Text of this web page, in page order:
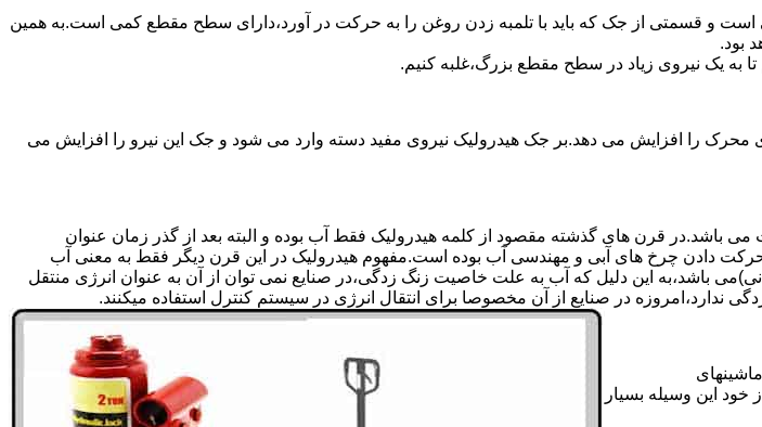
و قسمتی از جک که باید با تلمبه زدن روغن را به حرکت در آورد،دارای سطح مقطع کمی است.به همین
بود.
به یک نیروی زیاد در سطح مقطع بزرگ،غلبه کنیم.
را افزایش می دهد.بر جک هیدرولیک نیروی مفید دسته وارد می شود و جک این نیرو را افزایش می
باشد.در قرن های گذشته مقصود از کلمه هیدرولیک فقط آب بوده و البته بعد از گذر زمان عنوان
دادن چرخ های آبی و مهندسی آب بوده است.مفهوم هیدرولیک در این قرن دیگر فقط به معنی آب
باشد،به این دلیل که آب به علت خاصیت زنگ زدگی،در صنایع نمی توان از آن به عنوان انرژی منتقل
در صنایع از آن مخصوصا برای انتقال انرژی در سیستم کنترل استفاده میکنند.
خود این وسیله بسیار